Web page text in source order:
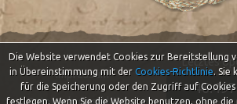
Impressum
Letztes
Die Website verwendet Cookies zur Bereitstellung
in Übereinstimmung mit der Cookies-Richtlinie. Sie
für die Speicherung oder den Zugriff auf
festlegen. Wenn Sie die Website benutzen, ohne